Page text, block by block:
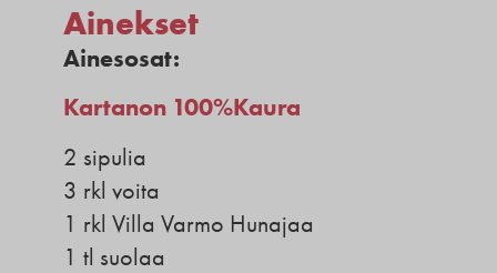
Ainekset
Ainesosat:
Kartanon 100%Kaura
2 sipulia
3 rkl voita
1 rkl Villa Varmo Hunajaa
1 tl suolaa